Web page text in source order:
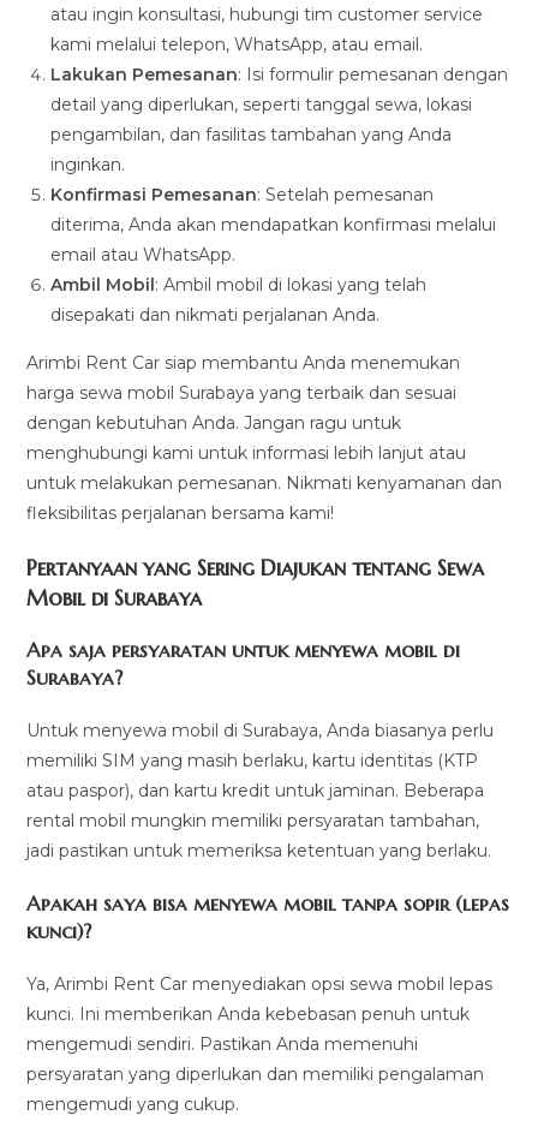
atau ingin konsultasi, hubungi tim customer service
kami melalui telepon, WhatsApp, atau email.
Lakukan Pemesanan: Isi formulir pemesanan dengan
detail yang diperlukan, seperti tanggal sewa, lokasi
pengambilan, dan fasilitas tambahan yang Anda
inginkan.
Konfirmasi Pemesanan: Setelah pemesanan
diterima, Anda akan mendapatkan konfirmasi melalui
email atau WhatsApp.
Ambil Mobil: Ambil mobil di lokasi yang telah
disepakati dan nikmati perjalanan Anda.
Arimbi Rent Car siap membantu Anda menemukan
harga sewa mobil Surabaya yang terbaik dan sesuai
dengan kebutuhan Anda. Jangan ragu untuk
menghubungi kami untuk informasi lebih lanjut atau
untuk melakukan pemesanan. Nikmati kenyamanan dan
fleksibilitas perjalanan bersama kami!
Pertanyaan yang Sering Diajukan tentang Sewa
Mobil di Surabaya
Apa saja persyaratan untuk menyewa mobil di
Surabaya?
Untuk menyewa mobil di Surabaya, Anda biasanya perlu
memiliki SIM yang masih berlaku, kartu identitas (KTP
atau paspor), dan kartu kredit untuk jaminan. Beberapa
rental mobil mungkin memiliki persyaratan tambahan,
jadi pastikan untuk memeriksa ketentuan yang berlaku.
Apakah saya bisa menyewa mobil tanpa sopir (lepas
kunci)?
Ya, Arimbi Rent Car menyediakan opsi sewa mobil lepas
kunci. Ini memberikan Anda kebebasan penuh untuk
mengemudi sendiri. Pastikan Anda memenuhi
persyaratan yang diperlukan dan memiliki pengalaman
mengemudi yang cukup.